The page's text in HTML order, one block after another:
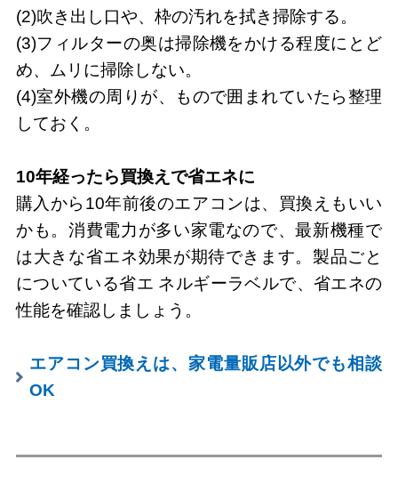
(2)吹き出し口や、枠の汚れを拭き掃除する。
(3)フィルターの奥は掃除機をかける程度にとど
め、ムリに掃除しない。
(4)室外機の周りが、もので囲まれていたら整理
しておく。
10年経ったら買換えで省エネに
購入から10年前後のエアコンは、買換えもいい
かも。消費電力が多い家電なので、最新機種で
は大きな省エネ効果が期待できます。製品ごと
についている省エ ネルギーラベルで、省エネの
性能を確認しましょう。
エアコン買換えは、家電量販店以外でも相談
OK